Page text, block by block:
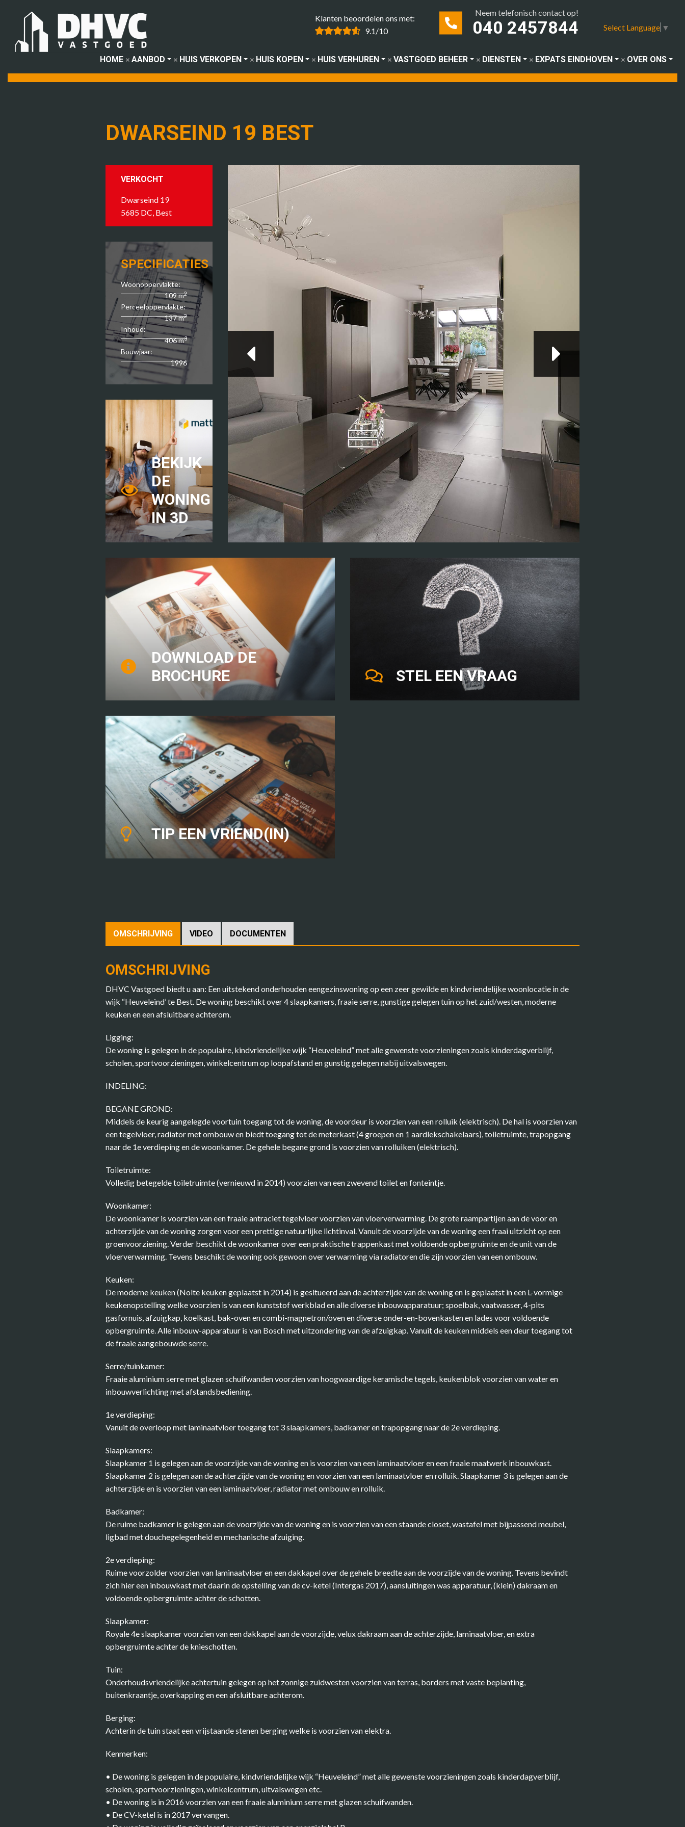
Klanten beoordelen ons met:
9.1/10
Neem telefonisch contact op!
040 2457844 Select Language ▼
HOME AANBOD HUIS VERKOPEN HUIS KOPEN HUIS VERHUREN VASTGOED BEHEER DIENSTEN EXPATS EINDHOVEN OVER ONS
DWARSEIND 19 BEST
VERKOCHT
Dwarseind 19
5685 DC, Best
SPECIFICATIES
Woonoppervlakte:
109 m2
Perceeloppervlakte:
137 m2
Inhoud:
406 m3
Bouwjaar:
1996
BEKIJK
DE
WONING
IN 3D
DOWNLOAD DE
BROCHURE
STEL EEN VRAAG
TIP EEN VRIEND(IN)
OMSCHRIJVING VIDEO DOCUMENTEN
OMSCHRIJVING
DHVC Vastgoed biedt u aan: Een uitstekend onderhouden eengezinswoning op een zeer gewilde en kindvriendelijke woonlocatie in de
wijk “Heuveleind’ te Best. De woning beschikt over 4 slaapkamers, fraaie serre, gunstige gelegen tuin op het zuid/westen, moderne
keuken en een afsluitbare achterom.
Ligging:
De woning is gelegen in de populaire, kindvriendelijke wijk “Heuveleind” met alle gewenste voorzieningen zoals kinderdagverblijf,
scholen, sportvoorzieningen, winkelcentrum op loopafstand en gunstig gelegen nabij uitvalswegen.
INDELING:
BEGANE GROND:
Middels de keurig aangelegde voortuin toegang tot de woning, de voordeur is voorzien van een rolluik (elektrisch). De hal is voorzien van
een tegelvloer, radiator met ombouw en biedt toegang tot de meterkast (4 groepen en 1 aardlekschakelaars), toiletruimte, trapopgang
naar de 1e verdieping en de woonkamer. De gehele begane grond is voorzien van rolluiken (elektrisch).
Toiletruimte:
Volledig betegelde toiletruimte (vernieuwd in 2014) voorzien van een zwevend toilet en fonteintje.
Woonkamer:
De woonkamer is voorzien van een fraaie antraciet tegelvloer voorzien van vloerverwarming. De grote raampartijen aan de voor en
achterzijde van de woning zorgen voor een prettige natuurlijke lichtinval. Vanuit de voorzijde van de woning een fraai uitzicht op een
groenvoorziening. Verder beschikt de woonkamer over een praktische trappenkast met voldoende opbergruimte en de unit van de
vloerverwarming. Tevens beschikt de woning ook gewoon over verwarming via radiatoren die zijn voorzien van een ombouw.
Keuken:
De moderne keuken (Nolte keuken geplaatst in 2014) is gesitueerd aan de achterzijde van de woning en is geplaatst in een L-vormige
keukenopstelling welke voorzien is van een kunststof werkblad en alle diverse inbouwapparatuur; spoelbak, vaatwasser, 4-pits
gasfornuis, afzuigkap, koelkast, bak-oven en combi-magnetron/oven en diverse onder-en-bovenkasten en lades voor voldoende
opbergruimte. Alle inbouw-apparatuur is van Bosch met uitzondering van de afzuigkap. Vanuit de keuken middels een deur toegang tot
de fraaie aangebouwde serre.
Serre/tuinkamer:
Fraaie aluminium serre met glazen schuifwanden voorzien van hoogwaardige keramische tegels, keukenblok voorzien van water en
inbouwverlichting met afstandsbediening.
1e verdieping:
Vanuit de overloop met laminaatvloer toegang tot 3 slaapkamers, badkamer en trapopgang naar de 2e verdieping.
Slaapkamers:
Slaapkamer 1 is gelegen aan de voorzijde van de woning en is voorzien van een laminaatvloer en een fraaie maatwerk inbouwkast.
Slaapkamer 2 is gelegen aan de achterzijde van de woning en voorzien van een laminaatvloer en rolluik. Slaapkamer 3 is gelegen aan de
achterzijde en is voorzien van een laminaatvloer, radiator met ombouw en rolluik.
Badkamer:
De ruime badkamer is gelegen aan de voorzijde van de woning en is voorzien van een staande closet, wastafel met bijpassend meubel,
ligbad met douchegelegenheid en mechanische afzuiging.
2e verdieping:
Ruime voorzolder voorzien van laminaatvloer en een dakkapel over de gehele breedte aan de voorzijde van de woning. Tevens bevindt
zich hier een inbouwkast met daarin de opstelling van de cv-ketel (Intergas 2017), aansluitingen was apparatuur, (klein) dakraam en
voldoende opbergruimte achter de schotten.
Slaapkamer:
Royale 4e slaapkamer voorzien van een dakkapel aan de voorzijde, velux dakraam aan de achterzijde, laminaatvloer, en extra
opbergruimte achter de knieschotten.
Tuin:
Onderhoudsvriendelijke achtertuin gelegen op het zonnige zuidwesten voorzien van terras, borders met vaste beplanting,
buitenkraantje, overkapping en een afsluitbare achterom.
Berging:
Achterin de tuin staat een vrijstaande stenen berging welke is voorzien van elektra.
Kenmerken:
• De woning is gelegen in de populaire, kindvriendelijke wijk “Heuveleind” met alle gewenste voorzieningen zoals kinderdagverblijf,
scholen, sportvoorzieningen, winkelcentrum, uitvalswegen etc.
• De woning is in 2016 voorzien van een fraaie aluminium serre met glazen schuifwanden.
• De CV-ketel is in 2017 vervangen.